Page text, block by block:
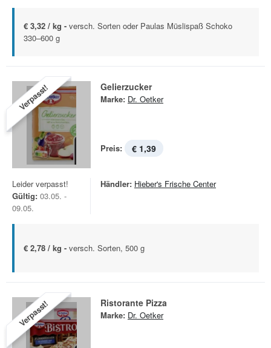
€ 3,32 / kg - versch. Sorten oder Paulas Müslispaß Schoko
330–600 g
Verpasst! Gelierzucker
Marke: Dr. Oetker
Preis: € 1,39
Leider verpasst!
Gültig: 03.05. -
09.05.
Händler: Hieber's Frische Center
€ 2,78 / kg - versch. Sorten, 500 g
Verpasst! Ristorante Pizza
Marke: Dr. Oetker